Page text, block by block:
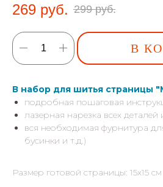
269 руб. 299 руб.
В
В набор для шитья страницы
подробная пошаговая
лазерная нарезка всех деталей
вся необходимая фурнитура
бусинки и т.д.)
Размер готовой страницы: 15х15 см